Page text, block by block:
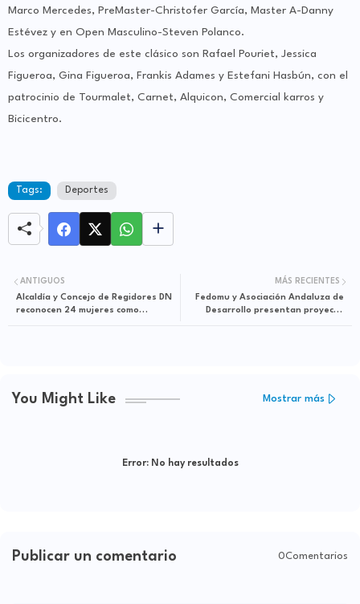
Marco Mercedes, PreMaster-Christofer García, Master A-Danny
Estévez y en Open Masculino-Steven Polanco.
Los organizadores de este clásico son Rafael Pouriet, Jessica
Figueroa, Gina Figueroa, Frankis Adames y Estefani Hasbún, con el
patrocinio de Tourmalet, Carnet, Alquicon, Comercial karros y
Bicicentro.
Tags: Deportes
MÁS RECIENTES
Fedomu y Asociación Andaluza de
Desarrollo presentan proyecto
ANTIGUOS
Alcaldía y Concejo de Regidores DN
reconocen 24 mujeres como
You Might Like Mostrar más
Error:No hay resultados
Publicar un comentario 0Comentarios